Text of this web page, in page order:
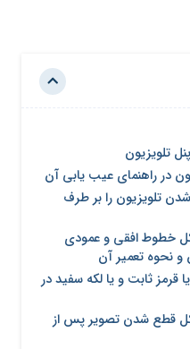
تلویزیون
در راهنمای عیب یابی آن
تلویزیون را ‌بر طرف
خطوط افقی و عمودی
و نحوه تعمیر آن
قرمز ثابت و یا لکه سفید در
قطع شدن تصویر پس از